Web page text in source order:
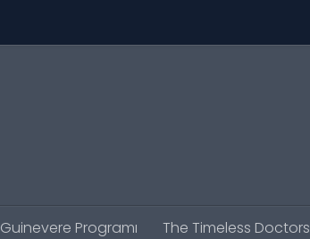
Guinevere Programı The Timeless Doctors